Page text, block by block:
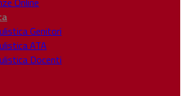
Genitori
ATA
Docenti